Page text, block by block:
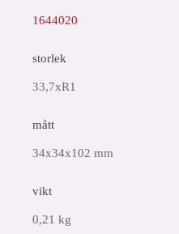
1644020
storlek
33,7xR1
mått
34x34x102 mm
vikt
0,21 kg